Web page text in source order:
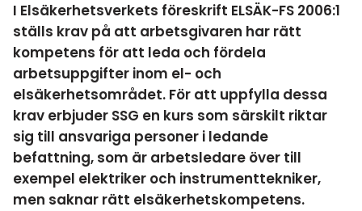
I Elsäkerhetsverkets föreskrift ELSÄK-FS 2006:1
ställs krav på att arbetsgivaren har rätt
kompetens för att leda och fördela
arbetsuppgifter inom el- och
elsäkerhetsområdet. För att uppfylla dessa
krav erbjuder SSG en kurs som särskilt riktar
sig till ansvariga personer i ledande
befattning, som är arbetsledare över till
exempel elektriker och instrumenttekniker,
men saknar rätt elsäkerhetskompetens.